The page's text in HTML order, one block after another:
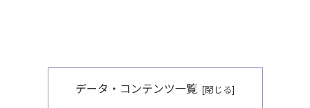
データ・コンテンツ一覧